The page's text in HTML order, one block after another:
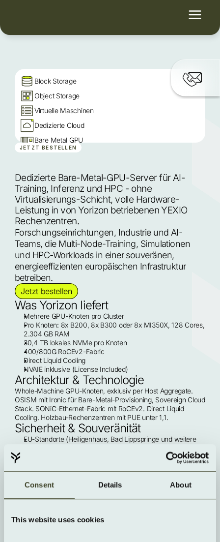
Consent Details About
This website uses cookies
Block Storage
Object Storage
Virtuelle Maschinen
Dedizierte Cloud
Bare Metal GPU
Managed Kubernetes
Dedizierte GPUs für AI
JETZT BESTELLEN
Dedizierte Bare-Metal-GPU-Server für AI-
Training, Inferenz und HPC - ohne
Virtualisierungs-Schicht, volle Hardware-
Leistung in von Yorizon betriebenen YEXIO
Rechenzentren.
Forschungseinrichtungen, Industrie und AI-
Teams, die Multi-Node-Training, Simulationen
und HPC-Workloads in einer souveränen,
energieeffizienten europäischen Infrastruktur
betreiben.
Jetzt bestellen
Was Yorizon liefert
Mehrere GPU-Knoten pro Cluster
Pro Knoten: 8x B200, 8x B300 oder 8x MI350X, 128 Cores,
2.304 GB RAM
30,4 TB lokales NVMe pro Knoten
400/800G RoCEv2-Fabric
Direct Liquid Cooling
NVAIE inklusive (License Included)
Architektur & Technologie
Whole-Machine GPU-Knoten, exklusiv per Host Aggregate.
OSISM mit Ironic für Bare-Metal-Provisioning, Sovereign Cloud
Stack. SONiC-Ethernet-Fabric mit RoCEv2. Direct Liquid
Cooling. Holzbau-Rechenzentren mit PUE unter 1,1.
Sicherheit & Souveränität
EU-Standorte (Heiligenhaus, Bad Lippspringe und weitere
Roadmap ISO 27001, BSI C5; perspektivisch VS-NfD
Customer-Managed-Keys möglich
Service Level
99,9 % Verfügbarkeit